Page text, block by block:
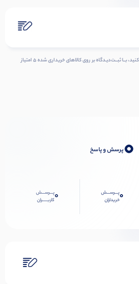
شمـا هـم دربـاره ایـن کــالا دیــدگاه ثبــت کنید، بــا ثبــت‌دیـدگاه بر روی کالاهای خریداری شده ۵ امتیاز
0پرسش و پاسخ
0پـــرســـش
خریداران
0پـــرســـش
کاربـــــران